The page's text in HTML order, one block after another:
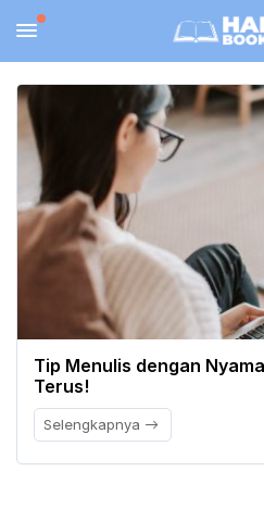
Tip Menulis dengan
Terus!
Selengkapnya